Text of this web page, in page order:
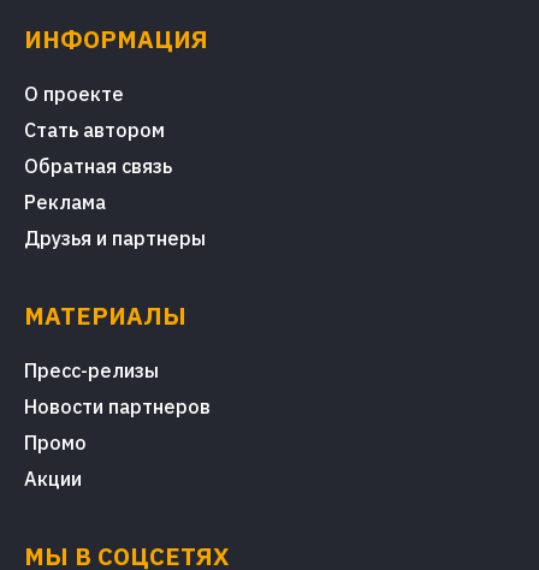
ИНФОРМАЦИЯ
О проекте
Стать автором
Обратная связь
Реклама
Друзья и партнеры
МАТЕРИАЛЫ
Пресс-релизы
Новости партнеров
Промо
Акции
МЫ В СОЦСЕТЯХ